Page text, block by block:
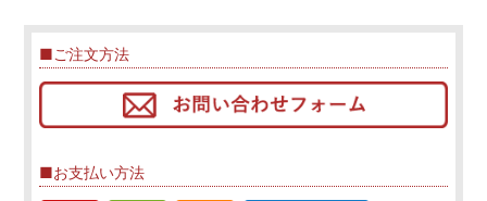
■ご注文方法
■お支払い方法